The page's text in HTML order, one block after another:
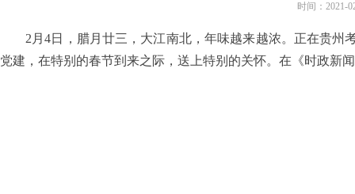
时间：2021-
2月4日，腊月廿三，大江南北，年味越来越浓。正在贵
党建，在特别的春节到来之际，送上特别的关怀。在《时政新